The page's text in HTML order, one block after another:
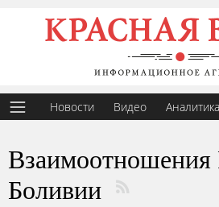
Новости Видео Аналитика
Взаимоотношения
Боливии